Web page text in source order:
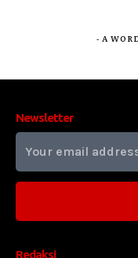
- A
Redaksi
Newsletter